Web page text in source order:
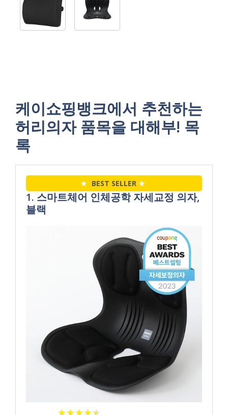
케이쇼핑뱅크에서 추천하는
허리의자 품목을 대해부! 목
록
★ BEST SELLER ★
1. 스마트체어 인체공학 자세교정 의자,
블랙
★★★★★
★★★★★